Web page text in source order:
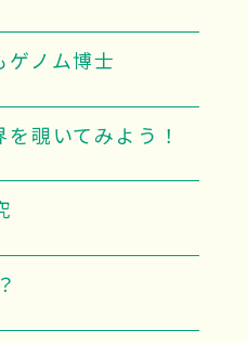
ゲノム博士
覗いてみよう！